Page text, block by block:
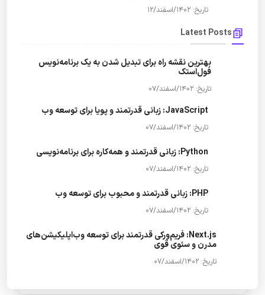
تاریخ: 1402/اسفند/12
Latest Posts
بهترین نقشه راه برای تبدیل شدن به یک برنامه‌نویس
فول‌استک
تاریخ: 1402/اسفند/07
JavaScript: زبانی قدرتمند و پویا برای توسعه وب
تاریخ: 1402/اسفند/07
Python: زبانی قدرتمند و همه‌کاره برای برنامه‌نویسی
تاریخ: 1402/اسفند/07
PHP: زبانی قدرتمند و محبوب برای توسعه وب
تاریخ: 1402/اسفند/07
Next.js: فریم‌ورکی قدرتمند برای توسعه وب‌اپلیکیشن‌های
مدرن و سئوی قوی
تاریخ: 1402/اسفند/07